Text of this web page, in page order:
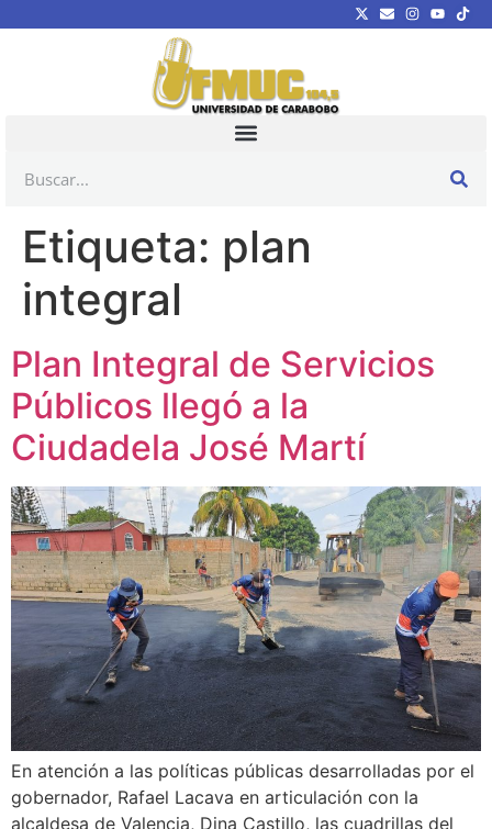
Etiqueta: plan
integral
Plan Integral de Servicios
Públicos llegó a la
Ciudadela José Martí
En atención a las políticas públicas desarrolladas por el
gobernador, Rafael Lacava en articulación con la
alcaldesa de Valencia, Dina Castillo, las cuadrillas del